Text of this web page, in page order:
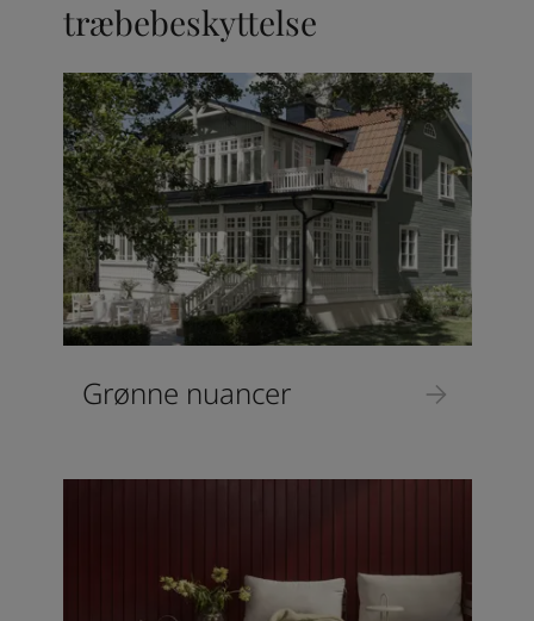
træbebeskyttelse
Grønne nuancer